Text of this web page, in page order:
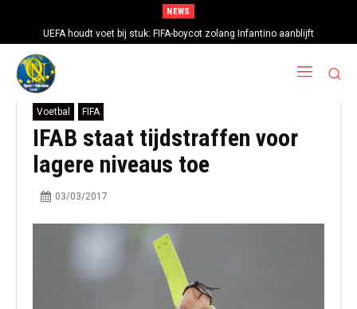
NEWS
UEFA houdt voet bij stuk: FIFA-boycot zolang Infantino aanblijft
Voetbal FIFA
IFAB staat tijdstraffen voor
lagere niveaus toe
03/03/2017